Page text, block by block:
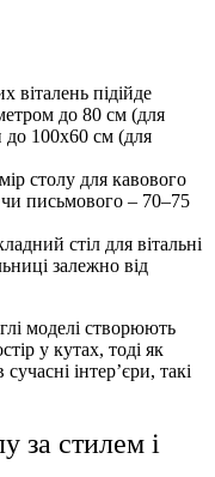
віталень підійде
до 80 см (для
до 100х60 см (для
столу для кавового
письмового – 70–75
стіл для вітальні
залежно від
моделі створюють
у кутах, тоді як
інтер’єри, такі
за стилем і